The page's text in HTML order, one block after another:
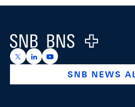
Logo
https://x.com/snb_bns
https://ch.linkedin.com/
https://
SNB NEWS